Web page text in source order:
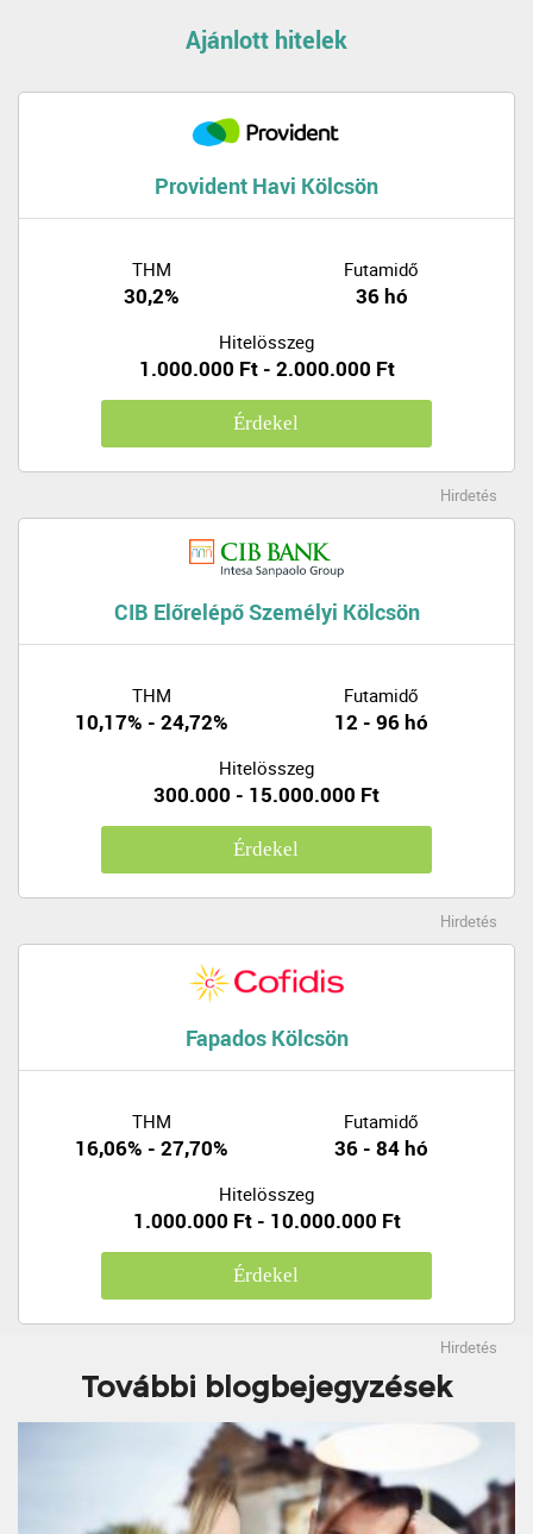
Ajánlott hitelek
Provident Havi Kölcsön
THM
30,2%
Futamidő
36 hó
Hitelösszeg
1.000.000 Ft - 2.000.000 Ft
Érdekel
Hirdetés
CIB Előrelépő Személyi Kölcsön
THM
10,17% - 24,72%
Futamidő
12 - 96 hó
Hitelösszeg
300.000 - 15.000.000 Ft
Érdekel
Hirdetés
Fapados Kölcsön
THM
16,06% - 27,70%
Futamidő
36 - 84 hó
Hitelösszeg
1.000.000 Ft - 10.000.000 Ft
Érdekel
Hirdetés
További blogbejegyzések